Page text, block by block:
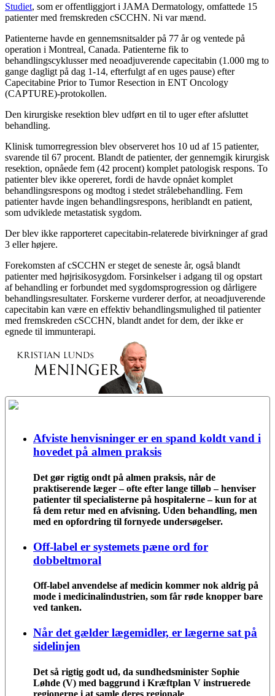
Studiet, som er offentliggjort i JAMA Dermatology, omfattede 15
patienter med fremskreden cSCCHN. Ni var mænd.
Patienterne havde en gennemsnitsalder på 77 år og ventede på
operation i Montreal, Canada. Patienterne fik to
behandlingscyklusser med neoadjuverende capecitabin (1.000 mg to
gange dagligt på dag 1-14, efterfulgt af en uges pause) efter
Capecitabine Prior to Tumor Resection in ENT Oncology
(CAPTURE)-protokollen.
Den kirurgiske resektion blev udført en til to uger efter afsluttet
behandling.
Klinisk tumorregression blev observeret hos 10 ud af 15 patienter,
svarende til 67 procent. Blandt de patienter, der gennemgik kirurgisk
resektion, opnåede fem (42 procent) komplet patologisk respons. To
patienter blev ikke opereret, fordi de havde opnået komplet
behandlingsrespons og modtog i stedet strålebehandling. Fem
patienter havde ingen behandlingsrespons, heriblandt en patient,
som udviklede metastatisk sygdom.
Der blev ikke rapporteret capecitabin-relaterede bivirkninger af grad
3 eller højere.
Forekomsten af cSCCHN er steget de seneste år, også blandt
patienter med højrisikosygdom. Forsinkelser i adgang til og opstart
af behandling er forbundet med sygdomsprogression og dårligere
behandlingsresultater. Forskerne vurderer derfor, at neoadjuverende
capecitabin kan være en effektiv behandlingsmulighed til patienter
med fremskreden cSCCHN, blandt andet for dem, der ikke er
egnede til immunterapi.
Afviste henvisninger er en spand koldt vand i
hovedet på almen praksis
Det gør rigtig ondt på almen praksis, når de
praktiserende læger – ofte efter lange tilløb – henviser
patienter til specialisterne på hospitalerne – kun for at
få dem retur med en afvisning. Uden behandling, men
med en opfordring til fornyede undersøgelser.
Off-label er systemets pæne ord for
dobbeltmoral
Off-label anvendelse af medicin kommer nok aldrig på
mode i medicinalindustrien, som får røde knopper bare
ved tanken.
Når det gælder lægemidler, er lægerne sat på
sidelinjen
Det så rigtig godt ud, da sundhedsminister Sophie
Løhde (V) med baggrund i Kræftplan V instruerede
regionerne i at samle deres regionale